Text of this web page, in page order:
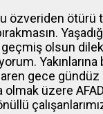
özveriden ötürü
olsun
gece
üzere